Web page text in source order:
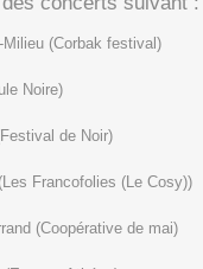
(Corbak festival)
Noire)
de Noir)
Francofolies (Le Cosy))
(Coopérative de mai)